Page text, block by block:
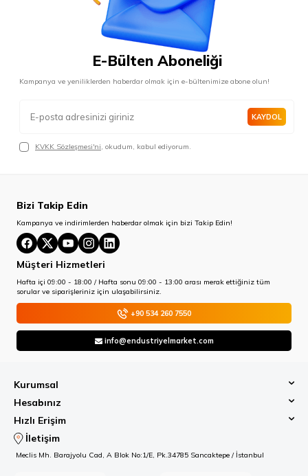
E-Bülten Aboneliği
Kampanya ve yeniliklerden haberdar olmak için e-bültenimize abone olun!
KAYDOL
KVKK Sözleşmesi'ni, okudum, kabul ediyorum.
Bizi Takip Edin
Kampanya ve indirimlerden haberdar olmak için bizi Takip Edin!
Müşteri Hizmetleri
Hafta içi 09:00 - 18:00 / Hafta sonu 09:00 - 13:00 arası merak ettiğiniz tüm
sorular ve siparişleriniz için ulaşabilirsiniz.
+90 534 260 7550
info@endustriyelmarket.com
Kurumsal
Hesabınız
Hızlı Erişim
İletişim
Meclis Mh. Barajyolu Cad, A Blok No:1/E, Pk.34785 Sancaktepe / İstanbul